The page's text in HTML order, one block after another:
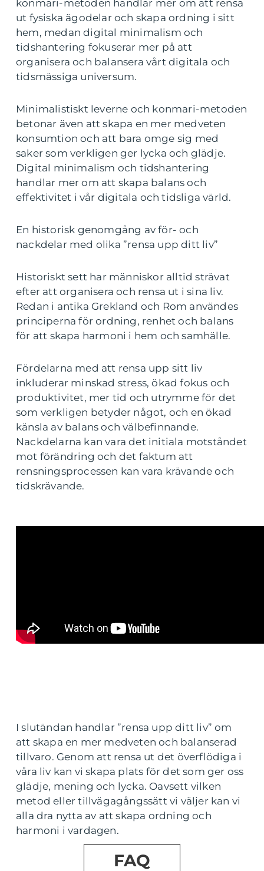
konmari-metoden handlar mer om att rensa
ut fysiska ägodelar och skapa ordning i sitt
hem, medan digital minimalism och
tidshantering fokuserar mer på att
organisera och balansera vårt digitala och
tidsmässiga universum.
Minimalistiskt leverne och konmari-metoden
betonar även att skapa en mer medveten
konsumtion och att bara omge sig med
saker som verkligen ger lycka och glädje.
Digital minimalism och tidshantering
handlar mer om att skapa balans och
effektivitet i vår digitala och tidsliga värld.
En historisk genomgång av för- och
nackdelar med olika ”rensa upp ditt liv”
Historiskt sett har människor alltid strävat
efter att organisera och rensa ut i sina liv.
Redan i antika Grekland och Rom användes
principerna för ordning, renhet och balans
för att skapa harmoni i hem och samhälle.
Fördelarna med att rensa upp sitt liv
inkluderar minskad stress, ökad fokus och
produktivitet, mer tid och utrymme för det
som verkligen betyder något, och en ökad
känsla av balans och välbefinnande.
Nackdelarna kan vara det initiala motståndet
mot förändring och det faktum att
rensningsprocessen kan vara krävande och
tidskrävande.
I slutändan handlar ”rensa upp ditt liv” om
att skapa en mer medveten och balanserad
tillvaro. Genom att rensa ut det överflödiga i
våra liv kan vi skapa plats för det som ger oss
glädje, mening och lycka. Oavsett vilken
metod eller tillvägagångssätt vi väljer kan vi
alla dra nytta av att skapa ordning och
harmoni i vardagen.
FAQ